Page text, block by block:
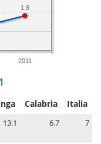
2011
1.8
Calabria Italia
13.1 6.7 7